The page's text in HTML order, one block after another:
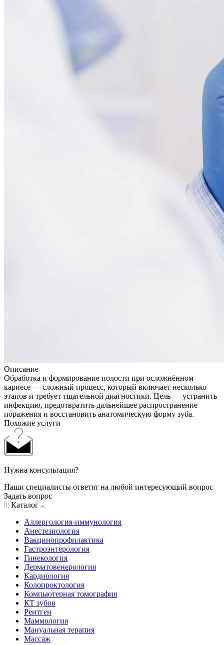
Описание
Обработка и формирование полости при осложнённом
кариесе — сложный процесс, который включает несколько
этапов и требует тщательной диагностики. Цель — устранить
инфекцию, предотвратить дальнейшее распространение
поражения и восстановить анатомическую форму зуба.
Похожие услуги
Нужна консультация?
Наши специалисты ответят на любой интересующий вопрос
Задать вопрос
Каталог
Аллергология-иммунология
Анестезиология
Вакцинопрофилактика
Гастроэнтерология
Гинекология
Дерматовенерология
Кардиология
Колопроктология
Компьютерная томография
КТ зубов
Рентген
Маммология
Мануальная терапия
Массаж